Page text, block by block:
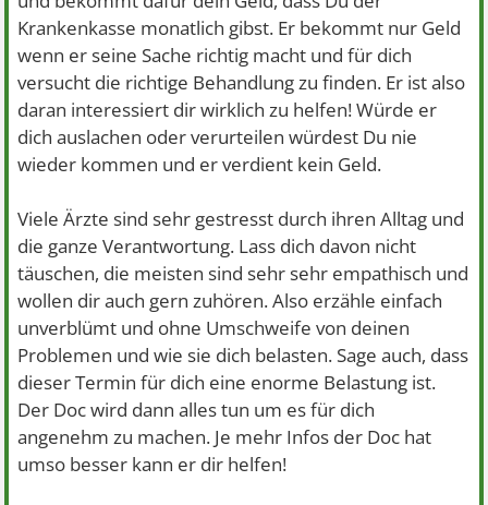
Krankenkasse monatlich gibst. Er bekommt nur Geld
wenn er seine Sache richtig macht und für dich
versucht die richtige Behandlung zu finden. Er ist also
daran interessiert dir wirklich zu helfen! Würde er
dich auslachen oder verurteilen würdest Du nie
wieder kommen und er verdient kein Geld.
Viele Ärzte sind sehr gestresst durch ihren Alltag und
die ganze Verantwortung. Lass dich davon nicht
täuschen, die meisten sind sehr sehr empathisch und
wollen dir auch gern zuhören. Also erzähle einfach
unverblümt und ohne Umschweife von deinen
Problemen und wie sie dich belasten. Sage auch, dass
dieser Termin für dich eine enorme Belastung ist.
Der Doc wird dann alles tun um es für dich
angenehm zu machen. Je mehr Infos der Doc hat
umso besser kann er dir helfen!